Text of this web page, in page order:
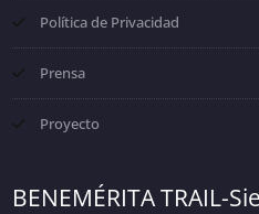
Política de Privacidad
Prensa
Proyecto
BENEMÉRITA TRAIL-